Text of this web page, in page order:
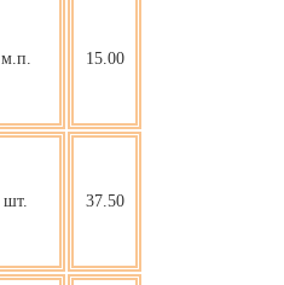
м.п. 15.00
шт. 37.50